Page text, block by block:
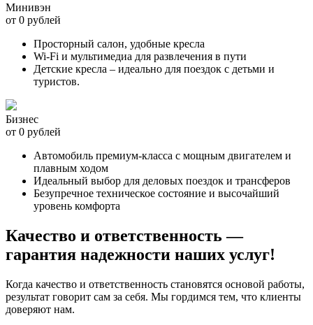
Минивэн
от 0 рублей
Просторный салон, удобные кресла
Wi-Fi и мультимедиа для развлечения в пути
Детские кресла – идеально для поездок с детьми и
туристов.
Бизнес
от 0 рублей
Автомобиль премиум-класса с мощным двигателем и
плавным ходом
Идеальный выбор для деловых поездок и трансферов
Безупречное техническое состояние и высочайший
уровень комфорта
Качество и ответственность —
гарантия надежности наших услуг!
Когда качество и ответственность становятся основой работы,
результат говорит сам за себя. Мы гордимся тем, что клиенты
доверяют нам.